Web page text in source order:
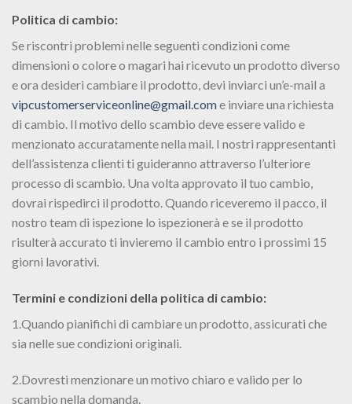
Politica di cambio:
Se riscontri problemi nelle seguenti condizioni come
dimensioni o colore o magari hai ricevuto un prodotto diverso
e ora desideri cambiare il prodotto, devi inviarci un’e-mail a
vipcustomerserviceonline@gmail.come inviare una richiesta
di cambio. Il motivo dello scambio deve essere valido e
menzionato accuratamente nella mail. I nostri rappresentanti
dell’assistenza clienti ti guideranno attraverso l’ulteriore
processo di scambio. Una volta approvato il tuo cambio,
dovrai rispedirci il prodotto. Quando riceveremo il pacco, il
nostro team di ispezione lo ispezionerà e se il prodotto
risulterà accurato ti invieremo il cambio entro i prossimi 15
giorni lavorativi.
Termini e condizioni della politica di cambio:
1.Quando pianifichi di cambiare un prodotto, assicurati che
sia nelle sue condizioni originali.
2.Dovresti menzionare un motivo chiaro e valido per lo
scambio nella domanda.